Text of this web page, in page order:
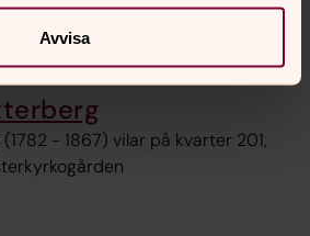
Avvisa
maka Albertina Elisabeth
– 1870)
- 1867) vilar på kvarter 201,